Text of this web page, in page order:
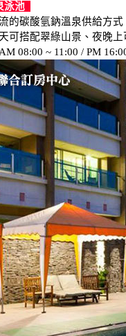
泳池
的碳酸氫鈉溫泉供給方
可搭配翠綠山景、夜晚
08:00 ~ 11:00 / PM